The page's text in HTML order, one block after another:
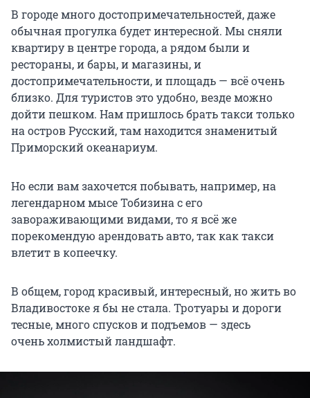
В городе много достопримечательностей, даже
обычная прогулка будет интересной. Мы сняли
квартиру в центре города, а рядом были и
рестораны, и бары, и магазины, и
достопримечательности, и площадь — всё очень
близко. Для туристов это удобно, везде можно
дойти пешком. Нам пришлось брать такси только
на остров Русский, там находится знаменитый
Приморский океанариум.
Но если вам захочется побывать, например, на
легендарном мысе Тобизина с его
завораживающими видами, то я всё же
порекомендую арендовать авто, так как такси
влетит в копеечку.
В общем, город красивый, интересный, но жить во
Владивостоке я бы не стала. Тротуары и дороги
тесные, много спусков и подъемов — здесь
очень холмистый ландшафт.